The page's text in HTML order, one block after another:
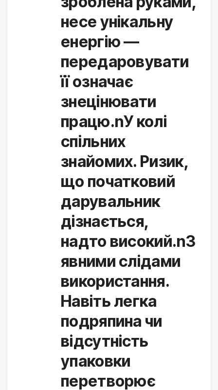
несе унікальну
енергію —
передаровувати
її означає
знецінювати
працю.nУ колі
спільних
знайомих. Ризик,
що початковий
дарувальник
дізнається,
надто високий.nЗ
явними слідами
використання.
Навіть легка
подряпина чи
відсутність
упаковки
перетворює